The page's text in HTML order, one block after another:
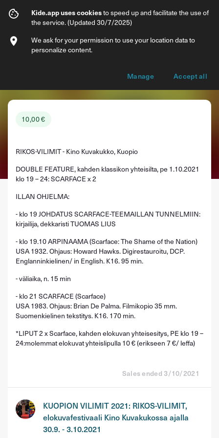
Reserve ticket
RIKOS-VILIMIT - Kino Kuvakukko, Kuopio, pe
1.10.2021 klo 19 – 24: DOUBLE FEATURE -
10,00 €
RIKOS-VILIMIT - Kino Kuvakukko, Kuopio
DOUBLE FEATURE, kahden klassikon yhteisilta, pe 1.10.2021
klo 19 – 24: SCARFACE x 2
ILLAN OHJELMA:
- klo 19 JOHDATUS SCARFACE-TEEMAILLAN TUNNELMIIN:
kirjailija, dekkaristi TUOMAS LIUS
- klo 19.10 ARPINAAMA (Scarface: The Shame of the Nation)
USA 1932. Ohjaus: Howard Hawks. Digirestauroitu, DCP.
Englanninkielinen/ in English. K16. 95 min.
- väliaika, n. 15 min
- klo 21 SCARFACE (Scarface)
USA 1983. Ohjaus: Brian De Palma. Filmikopio 35 mm.
Suomenkielinen tekstitys. K16. 170 min.
*LIPUT 2 x Scarface, kahden elokuvan yhteisesitys, PE klo 19 –
24:molemmat elokuvat yhteislipulla 10 € (erikseen 7 €/ leffa)
Sales ended 3/10/2021
KUOPION VILIMIT 2021: RIKOS-VILIMIT,
elokuvafestivaali Kino Kuvakukossa ajalla
30.9. - 3.10.2021
Kide.app uses cookiesto speed up and facilitate the use of
the service. (Updated 30/7/2025)
We ask for your permission to use your location data to
personalize content.
Manage Accept all